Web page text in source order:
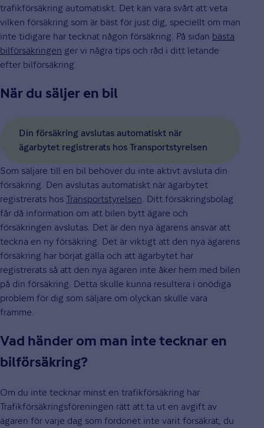
trafikförsäkring automatiskt. Det kan vara svårt att veta
vilken försäkring som är bäst för just dig, speciellt om man
inte tidigare har tecknat någon försäkring. På sidan bästa
bilförsäkringen ger vi några tips och råd i ditt letande
efter bilförsäkring.
När du säljer en bil
Din försäkring avslutas automatiskt när
ägarbytet registrerats hos Transportstyrelsen
Som säljare till en bil behöver du inte aktivt avsluta din
försäkring. Den avslutas automatiskt när ägarbytet
registrerats hos Transportstyrelsen. Ditt försäkringsbolag
får då information om att bilen bytt ägare och
försäkringen avslutas. Det är den nya ägarens ansvar att
teckna en ny försäkring. Det är viktigt att den nya ägarens
försäkring har börjat gälla och att ägarbytet har
registrerats så att den nya ägaren inte åker hem med bilen
på din försäkring. Detta skulle kunna resultera i onödiga
problem för dig som säljare om olyckan skulle vara
framme.
Vad händer om man inte tecknar en
bilförsäkring?
Om du inte tecknar minst en trafikförsäkring har
Trafikförsäkringsföreningen rätt att ta ut en avgift av
ägaren för varje dag som fordonet inte varit försäkrat, du